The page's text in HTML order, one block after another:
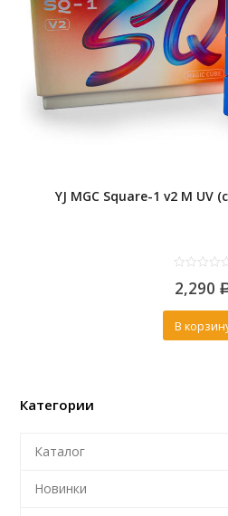
YJ MGC Square-1 v2 M UV
out
5
2,290
В
Категории
Каталог
Новинки